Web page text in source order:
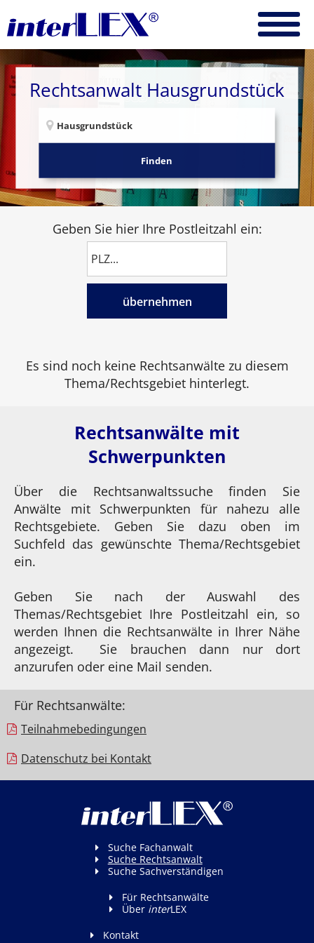
Rechtsanwalt Hausgrundstück
Finden
Geben Sie hier Ihre Postleitzahl ein:
übernehmen
Es sind noch keine Rechtsanwälte zu diesem
Thema/Rechtsgebiet hinterlegt.
Rechtsanwälte mit
Schwerpunkten
Über die Rechtsanwaltssuche finden Sie
Anwälte mit Schwerpunkten für nahezu alle
Rechtsgebiete. Geben Sie dazu oben im
Suchfeld das gewünschte Thema/Rechtsgebiet
ein.
Geben Sie nach der Auswahl des
Themas/Rechtsgebiet Ihre Postleitzahl ein, so
werden Ihnen die Rechtsanwälte in Ihrer Nähe
angezeigt. Sie brauchen dann nur dort
anzurufen oder eine Mail senden.
Für Rechtsanwälte:
Teilnahme­bedingungen
Datenschutz bei Kontakt
Suche Fachanwalt
Suche Rechtsanwalt
Suche Sachverständigen
Für Rechtsanwälte
Über interLEX
Kontakt